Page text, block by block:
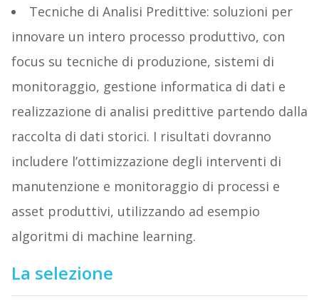
Tecniche di Analisi Predittive: soluzioni per
innovare un intero processo produttivo, con
focus su tecniche di produzione, sistemi di
monitoraggio, gestione informatica di dati e
realizzazione di analisi predittive partendo dalla
raccolta di dati storici. I risultati dovranno
includere l’ottimizzazione degli interventi di
manutenzione e monitoraggio di processi e
asset produttivi, utilizzando ad esempio
algoritmi di machine learning.
La selezione